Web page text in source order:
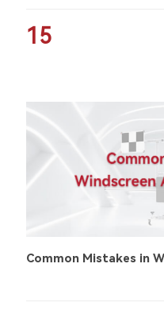
15
Common Mistakes in